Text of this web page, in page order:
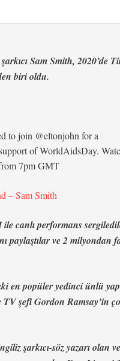
Sam Smith, 2020’de
biri oldu.
to join @eltonjohn for a
of WorldAidsDay.
7pm GMT
– Sam Smith
ile canlı performans
paylaştılar ve 2 milyondan
en popüler yedinci ünlü
şefi Gordon Ramsay’in
şarkıcı-söz yazarı olan